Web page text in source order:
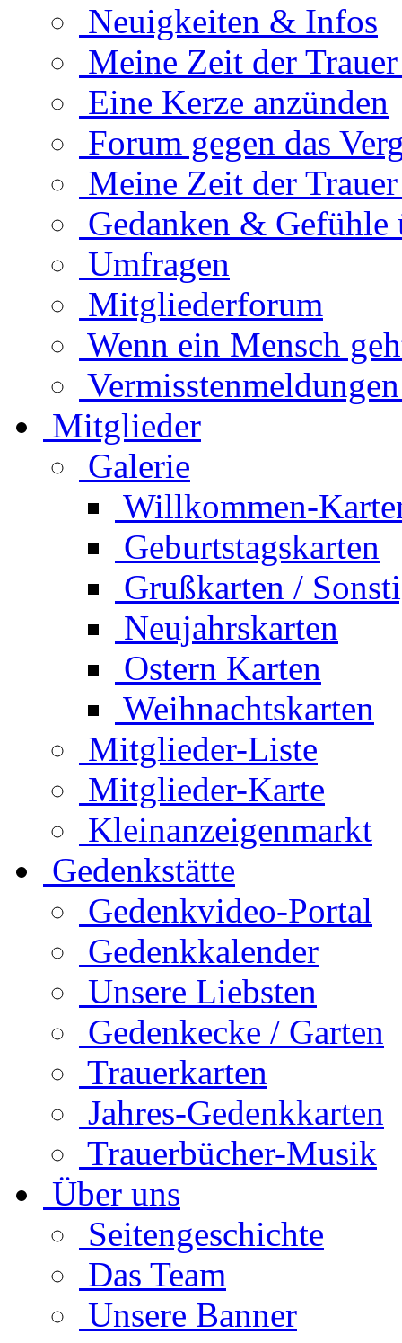
Neuigkeiten & Infos
Meine Zeit der
Eine Kerze anzünden
Forum gegen das
Meine Zeit der
Gedanken & Gefühle
Umfragen
Mitgliederforum
Wenn ein Mensch
Mitglieder
Galerie
Willkommen-
Geburtstagskarten
Grußkarten /
Neujahrskarten
Ostern Karten
Weihnachtskarten
Mitglieder-Liste
Mitglieder-Karte
Kleinanzeigenmarkt
Gedenkstätte
Gedenkvideo-Portal
Gedenkkalender
Unsere Liebsten
Gedenkecke / Garten
Trauerkarten
Jahres-Gedenkkarten
Trauerbücher-Musik
Über uns
Seitengeschichte
Das Team
Unsere Banner